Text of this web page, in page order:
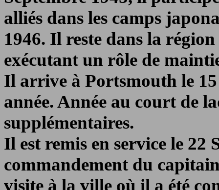
alliés dans les camps
1946. Il reste dans la
exécutant un rôle de
Il arrive à Portsmouth le
année. Année au court de
supplémentaires.
Il est remis en service le 22
commandement du
visite à la ville où il a été